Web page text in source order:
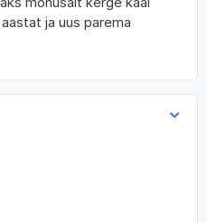
ja uus parema